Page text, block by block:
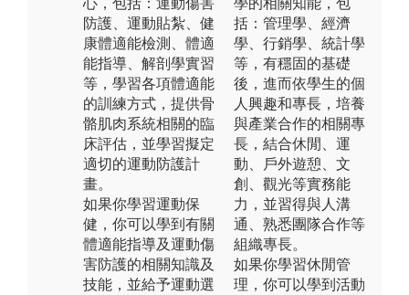
防護、運動貼紮、健
康體適能檢測、體適
能指導、解剖學實習
等，學習各項體適能
的訓練方式，提供骨
骼肌肉系統相關的臨
床評估，並學習擬定
適切的運動防護計
畫。
如果你學習運動保
健，你可以學到有關
體適能指導及運動傷
害防護的相關知識及
技能，並給予運動選
括：管理學、經濟
學、行銷學、統計學
等，有穩固的基礎
後，進而依學生的個
人興趣和專長，培養
與產業合作的相關專
長，結合休閒、運
動、戶外遊憩、文
創、觀光等實務能
力，並習得與人溝
通、熟悉團隊合作等
組織專長。
如果你學習休閒管
理，你可以學到活動